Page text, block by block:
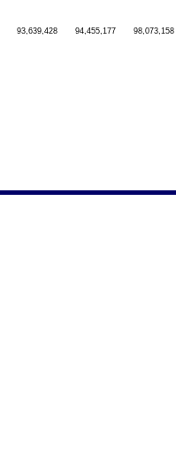
93,639,428 94,455,177 98,073,158